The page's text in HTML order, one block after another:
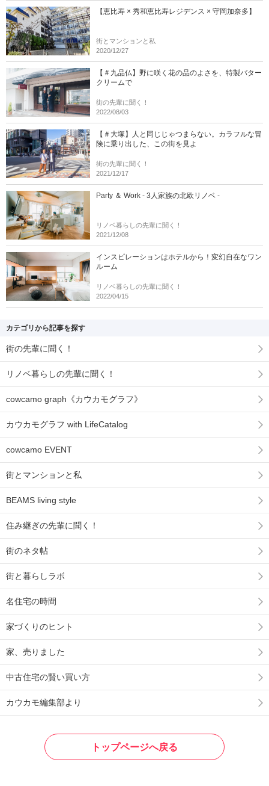
【恵比寿 × 秀和恵比寿レジデンス × 守岡加奈多】
街とマンションと私
2020/12/27
【＃九品仏】野に咲く花の品のよさを、特製バター
クリームで
街の先輩に聞く！
2022/08/03
【＃大塚】人と同じじゃつまらない。カラフルな冒
険に乗り出した、この街を見よ
街の先輩に聞く！
2021/12/17
Party ＆ Work - 3人家族の北欧リノベ -
リノベ暮らしの先輩に聞く！
2021/12/08
インスピレーションはホテルから！変幻自在なワン
ルーム
リノベ暮らしの先輩に聞く！
2022/04/15
カテゴリから記事を探す
街の先輩に聞く！
リノベ暮らしの先輩に聞く！
cowcamo graph《カウカモグラフ》
カウカモグラフ with LifeCatalog
cowcamo EVENT
街とマンションと私
BEAMS living style
住み継ぎの先輩に聞く！
街のネタ帖
街と暮らしラボ
名住宅の時間
家づくりのヒント
家、売りました
中古住宅の賢い買い方
カウカモ編集部より
トップページへ戻る